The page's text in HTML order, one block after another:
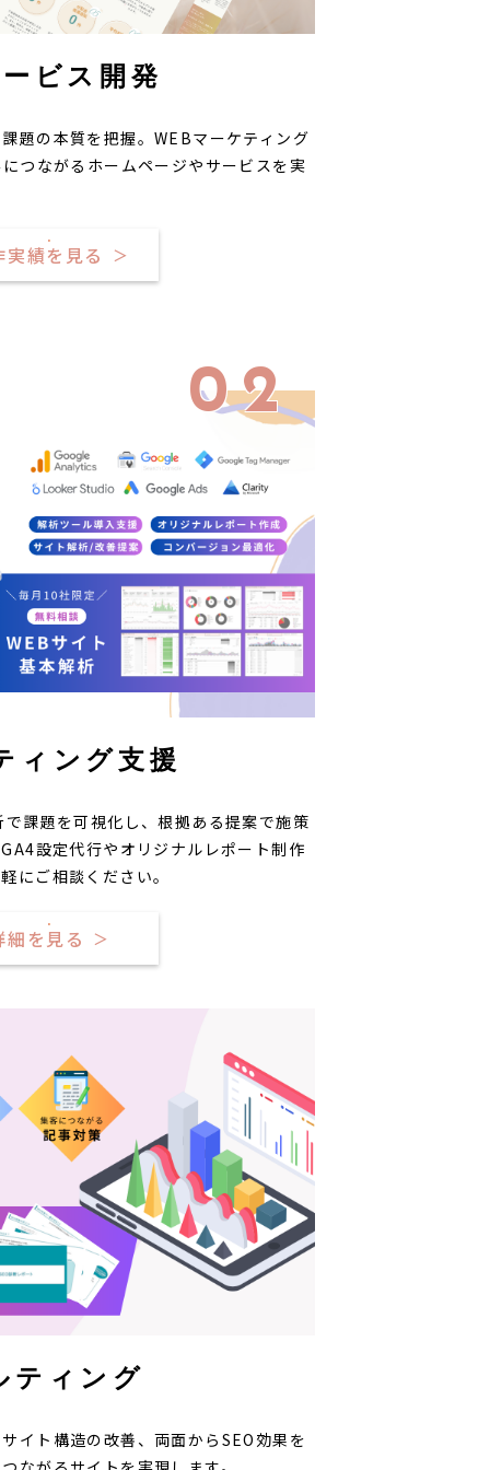
ビス開発
題の本質を把握。WEBマーケティング
つながるホームページやサービスを実
実績を見る ＞
02
ィング支援
課題を可視化し、根拠ある提案で施策
設定代行やオリジナルレポート制作
にご相談ください。
細を見る ＞
ティング
イト構造の改善、両面からSEO効果を